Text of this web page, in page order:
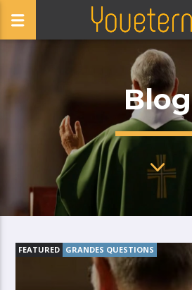
Blog
FEATURED GRANDES QUESTIONS